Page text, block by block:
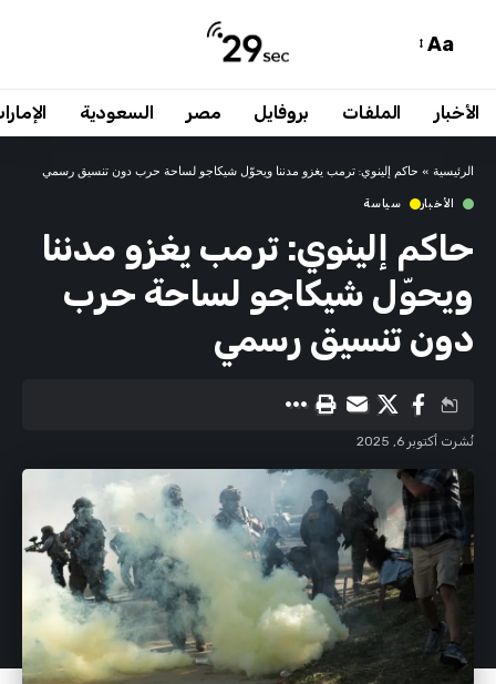
Aa
الأخبار الملفات بروفايل مصر السعودية
الرئيسية » حاكم إلينوي: ترمب يغزو مدننا ويحوّل شيكاجو لساحة حرب دون تنسيق رسمي
الأخبار سياسة
حاكم إلينوي: ترمب يغزو مدننا
ويحوّل شيكاجو لساحة حرب
دون تنسيق رسمي
نُشرت أكتوبر 6, 2025